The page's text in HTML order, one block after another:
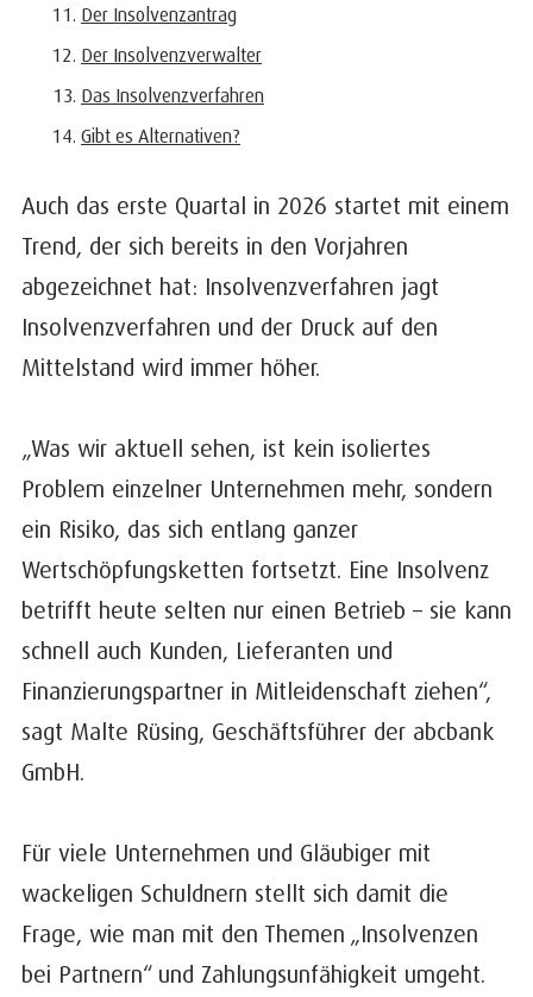
Der Insolvenzantrag
Der Insolvenzverwalter
Das Insolvenzverfahren
Gibt es Alternativen?
Auch das erste Quartal in 2026 startet mit einem
Trend, der sich bereits in den Vorjahren
abgezeichnet hat: Insolvenzverfahren jagt
Insolvenzverfahren und der Druck auf den
Mittelstand wird immer höher.
„Was wir aktuell sehen, ist kein isoliertes
Problem einzelner Unternehmen mehr, sondern
ein Risiko, das sich entlang ganzer
Wertschöpfungsketten fortsetzt. Eine Insolvenz
betrifft heute selten nur einen Betrieb – sie kann
schnell auch Kunden, Lieferanten und
Finanzierungspartner in Mitleidenschaft ziehen“,
sagt Malte Rüsing, Geschäftsführer der abcbank
GmbH.
Für viele Unternehmen und Gläubiger mit
wackeligen Schuldnern stellt sich damit die
Frage, wie man mit den Themen „Insolvenzen
bei Partnern“ und Zahlungsunfähigkeit umgeht.